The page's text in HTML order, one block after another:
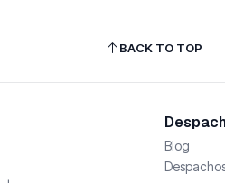
BACK TO TOP
Blog